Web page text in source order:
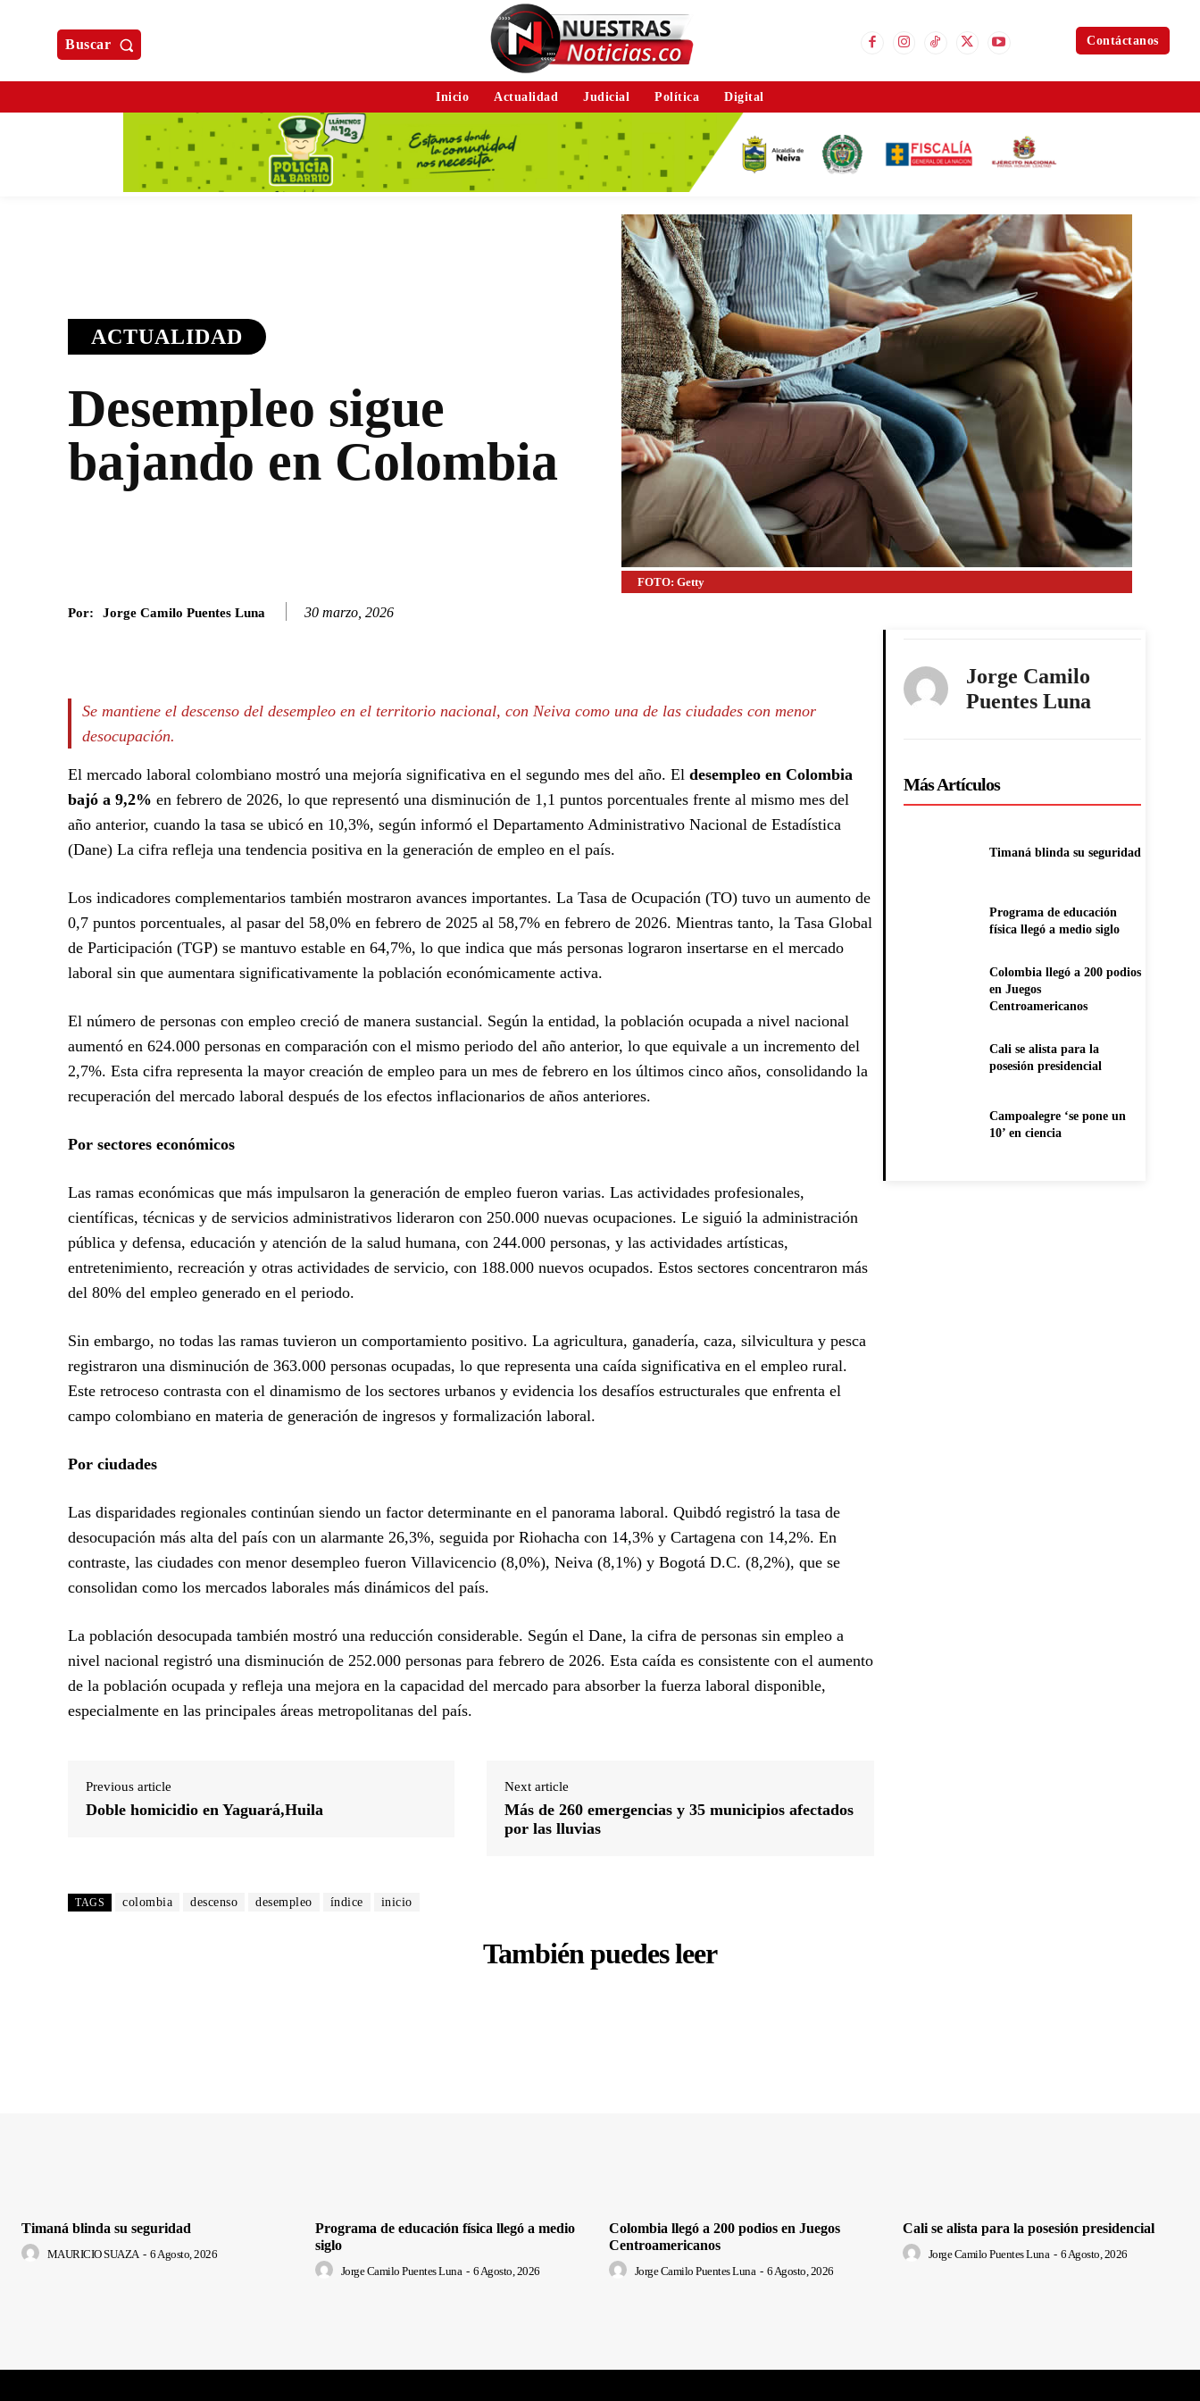
Buscar Contáctanos
Inicio Actualidad Judicial Política Digital
ACTUALIDAD
Desempleo sigue
bajando en Colombia
FOTO: Getty
Por: Jorge Camilo Puentes Luna 30 marzo, 2026
Se mantiene el descenso del desempleo en el territorio nacional, con Neiva como una de las ciudades con menor
desocupación.
El mercado laboral colombiano mostró una mejoría significativa en el segundo mes del año. El desempleo en Colombia
bajó a 9,2% en febrero de 2026, lo que representó una disminución de 1,1 puntos porcentuales frente al mismo mes del
año anterior, cuando la tasa se ubicó en 10,3%, según informó el Departamento Administrativo Nacional de Estadística
(Dane) La cifra refleja una tendencia positiva en la generación de empleo en el país.
Los indicadores complementarios también mostraron avances importantes. La Tasa de Ocupación (TO) tuvo un aumento de
0,7 puntos porcentuales, al pasar del 58,0% en febrero de 2025 al 58,7% en febrero de 2026. Mientras tanto, la Tasa Global
de Participación (TGP) se mantuvo estable en 64,7%, lo que indica que más personas lograron insertarse en el mercado
laboral sin que aumentara significativamente la población económicamente activa.
El número de personas con empleo creció de manera sustancial. Según la entidad, la población ocupada a nivel nacional
aumentó en 624.000 personas en comparación con el mismo periodo del año anterior, lo que equivale a un incremento del
2,7%. Esta cifra representa la mayor creación de empleo para un mes de febrero en los últimos cinco años, consolidando la
recuperación del mercado laboral después de los efectos inflacionarios de años anteriores.
Por sectores económicos
Las ramas económicas que más impulsaron la generación de empleo fueron varias. Las actividades profesionales,
científicas, técnicas y de servicios administrativos lideraron con 250.000 nuevas ocupaciones. Le siguió la administración
pública y defensa, educación y atención de la salud humana, con 244.000 personas, y las actividades artísticas,
entretenimiento, recreación y otras actividades de servicio, con 188.000 nuevos ocupados. Estos sectores concentraron más
del 80% del empleo generado en el periodo.
Sin embargo, no todas las ramas tuvieron un comportamiento positivo. La agricultura, ganadería, caza, silvicultura y pesca
registraron una disminución de 363.000 personas ocupadas, lo que representa una caída significativa en el empleo rural.
Este retroceso contrasta con el dinamismo de los sectores urbanos y evidencia los desafíos estructurales que enfrenta el
campo colombiano en materia de generación de ingresos y formalización laboral.
Por ciudades
Las disparidades regionales continúan siendo un factor determinante en el panorama laboral. Quibdó registró la tasa de
desocupación más alta del país con un alarmante 26,3%, seguida por Riohacha con 14,3% y Cartagena con 14,2%. En
contraste, las ciudades con menor desempleo fueron Villavicencio (8,0%), Neiva (8,1%) y Bogotá D.C. (8,2%), que se
consolidan como los mercados laborales más dinámicos del país.
La población desocupada también mostró una reducción considerable. Según el Dane, la cifra de personas sin empleo a
nivel nacional registró una disminución de 252.000 personas para febrero de 2026. Esta caída es consistente con el aumento
de la población ocupada y refleja una mejora en la capacidad del mercado para absorber la fuerza laboral disponible,
especialmente en las principales áreas metropolitanas del país.
Previous article
Doble homicidio en Yaguará,Huila
Next article
Más de 260 emergencias y 35 municipios afectados
por las lluvias
TAGS colombia descenso desempleo índice inicio
Jorge Camilo
Puentes Luna
Más Artículos
Timaná blinda su seguridad
Programa de educación
física llegó a medio siglo
Colombia llegó a 200 podios
en Juegos
Centroamericanos
Cali se alista para la
posesión presidencial
Campoalegre ‘se pone un
10’ en ciencia
También puedes leer
Timaná blinda su seguridad
MAURICIO SUAZA - 6 Agosto, 2026
Programa de educación física llegó a medio
siglo
Jorge Camilo Puentes Luna - 6 Agosto, 2026
Colombia llegó a 200 podios en Juegos
Centroamericanos
Jorge Camilo Puentes Luna - 6 Agosto, 2026
Cali se alista para la posesión presidencial
Jorge Camilo Puentes Luna - 6 Agosto, 2026